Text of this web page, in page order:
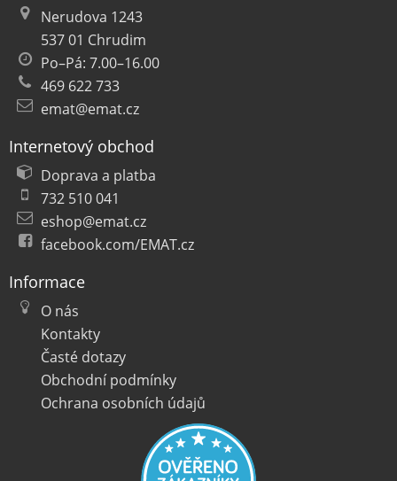
Nerudova 1243
537 01 Chrudim
Po–Pá: 7.00–16.00
469 622 733
emat@emat.cz
Internetový obchod
Doprava a platba
732 510 041
eshop@emat.cz
facebook.com/EMAT.cz
Informace
O nás
Kontakty
Časté dotazy
Obchodní podmínky
Ochrana osobních údajů